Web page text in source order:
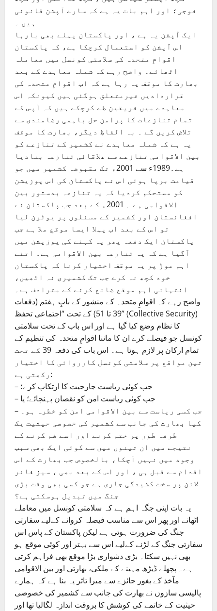
فوجی؛ اور اہم بات یہ ہے کہ سارے آپشن قانونی
ہیں ۔
ایک آپشن یہ ہے ، اور پاکستان پہلے بھی بارہا
اس آپشن کو استعمال کرچکا ہے، کہ پاکستان
اقوامِ متحدہ کی سلامتی کونسل میں معاملہ
اٹھائے۔ واضح رہے کہ شملہ معاہدے کے بعد
بھارت کا موقف یہ رہا ہے کہ اب اقوامِ متحدہ کی
قراردادیں غیرمتعلق ہوگئی ہیں کیونکہ اس
معاہدے میں فریقین طے کرچکے ہیں کہ آپس کے
تمام تنازعات کا پرامن حل باہمی رضامندی سے
تلاش کریں گے ۔ بہ الفاظِ دیگر، بھارت کا موقف
یہ ہے کہ شملہ معاہدے نے کشمیر کے تنازعے کو
بین الاقوامی تنازعے سے علاقائی تنازعہ بنادیا
ہے۔1989ء سے 2001ء تک مقبوضہ کشمیر میں جو
قیامت برپا ہوئی اس نے پاکستان کی اس پوزیشن
کو مستحکم کردیا کہ یہ تنازعہ بدستور بین
الاقوامی ہے ۔ 2001ء کے بعد جب پاکستان نے
افغانستان اور کشمیر کے مسئلوں پر یوٹرن لیا
تو اس کے بعد اب پہلا ایسا موقع ملا ہے جب
پاکستان ایک دفعہ پھر یہ کہنے کی پوزیشن میں
آگیا ہے کہ یہ تنازعہ بین الاقوامی ہے۔ اتنے
اہم موڑ پر یہ موقف اختیار کرنا کہ پاکستان
خود کچھ نہ کرے جب تک کشمیری نہ اٹھیں،
انتہائی اہم موقع ضائع کرنے کے مترادف ہے۔
واضح رہے کہ اقوامِ متحدہ کے منشور کے بابِ ہفتم (دفعات
39 تا 51) کے تحت “اجتماعی تحفظ” (Collective Security)
کا نظام وضع کیا گیا ہے اور اس باب کے تحت سلامتی
کونسل جو فیصلے کرے ان کا ماننا اقوامِ متحدہ کی تنظیم کے
تمام ارکان پر لازم ہوتا ہے۔ اس باب کی دفعہ 39 کے تحت
تین مواقع پر سلامتی کونسل کارروائی کا اختیار
رکھتی ہے:
– جب کوئی ریاست جارحیت کا ارتکاب کرے؛
– جب کوئی ریاست امن کو نقصان پہنچائے؛ یا
– جب کسی ریاست سے بین الاقوامی امن کو خطرہ ہو۔
کیا بھارت کی جانب سے کشمیر کی خصوصی حیثیت یک
طرفہ طور پر ختم کرنے اور اسے ضم کرنے کے
نتیجے میں ان تینوں میں سے کوئی ایک بھی سبب
وجود میں نہیں آچکا، بالخصوص جب بھارت کے اس
اقدام سے قبل ہی ، اور اس کے بعد بھی ، سیز فائر
لائن پر سخت کشیدگی جاری ہے جو کسی بھی وقت بڑی
جنگ میں تبدیل ہوسکتی ہے؟
یہ بات اپنی جگہ اہم ہے کہ سلامتی کونسل میں معاملے
اٹھانے اور پھر اس سے مناسب فیصلہ کروانے کےلیے سفارتی
جنگ کی ضرورت ہوتی ہے لیکن پاکستان کے پاس اس
سفارتی جنگ کے لڑنے کےلیے اس سے بہتر اور کوئی موقع ہو
بھی نہیں سکتا۔ بڑی دشواری بڑا موقع بھی فراہم کرتی
ہے۔ پچھلے ڈیڑھ مہینے کے ملکی، بھارتی اور بین الاقوامی
مآخذ کے بغور جائزے سے میرا تاثر یہ بنا ہے کہ ہمارے
پالیسی سازوں نے بھارت کی جانب سے کشمیر کی خصوصی
حیثیت کے خاتمے کی کوشش کا بروقت اندازہ لگالیا تھا اور